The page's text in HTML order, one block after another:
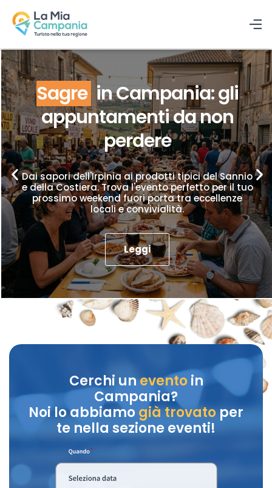
Sagre in Campania: gli
appuntamenti da non
perdere
Dai sapori dell'Irpinia ai prodotti tipici del Sannio
e della Costiera. Trova l'evento perfetto per il tuo
prossimo weekend fuori porta tra eccellenze
locali e convivialità.
Leggi
Cerchi unevento in
Campania?
Noi lo abbiamo già trovatoper
te nella sezione eventi!